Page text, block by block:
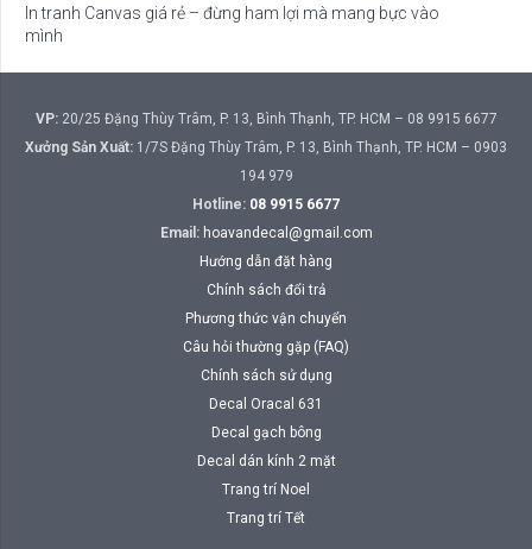
In tranh Canvas giá rẻ – đừng ham lợi mà mang bực vào
mình
VP:20/25 Đặng Thùy Trâm, P. 13, Bình Thạnh, TP. HCM – 08 9915 6677
Xưởng Sản Xuất: 1/7S Đặng Thùy Trâm, P. 13, Bình Thạnh, TP. HCM – 0903
194 979
Hotline: 08 9915 6677
Email: hoavandecal@gmail.com
Hướng dẫn đặt hàng
Chính sách đổi trả
Phương thức vận chuyển
Câu hỏi thường gặp (FAQ)
Chính sách sử dụng
Decal Oracal 631
Decal gạch bông
Decal dán kính 2 mặt
Trang trí Noel
Trang trí Tết